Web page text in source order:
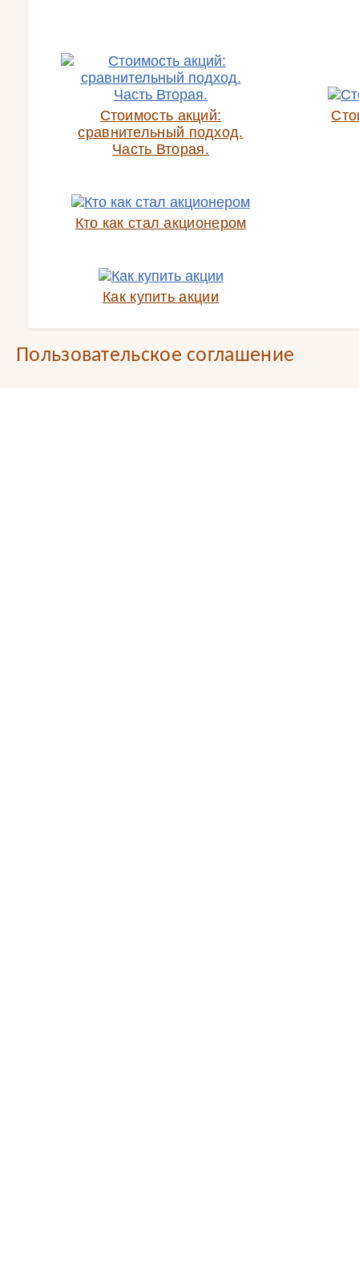
Стоимость акций:
сравнительный подход.
Часть Вторая.
Кто как стал акционером
Как купить акции
Пользовательское соглашение